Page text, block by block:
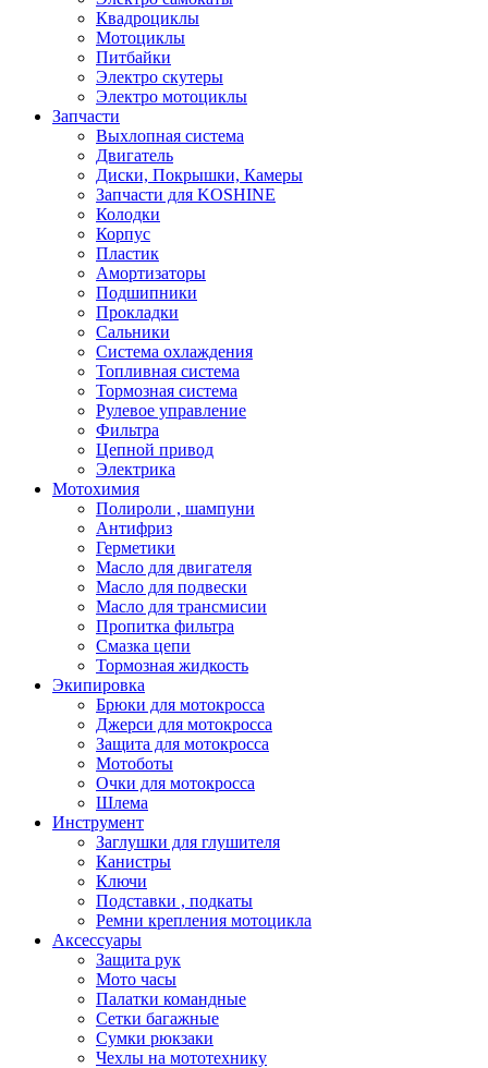
Квадроциклы
Мотоциклы
Питбайки
Электро скутеры
Электро мотоциклы
Запчасти
Выхлопная система
Двигатель
Диски, Покрышки, Камеры
Запчасти для KOSHINE
Колодки
Корпус
Пластик
Амортизаторы
Подшипники
Прокладки
Сальники
Система охлаждения
Топливная система
Тормозная система
Рулевое управление
Фильтра
Цепной привод
Электрика
Мотохимия
Полироли , шампуни
Антифриз
Герметики
Масло для двигателя
Масло для подвески
Масло для трансмисии
Пропитка фильтра
Смазка цепи
Тормозная жидкость
Экипировка
Брюки для мотокросса
Джерси для мотокросса
Защита для мотокросса
Мотоботы
Очки для мотокросса
Шлема
Инструмент
Заглушки для глушителя
Канистры
Ключи
Подставки , подкаты
Ремни крепления мотоцикла
Аксессуары
Защита рук
Мото часы
Палатки командные
Сетки багажные
Сумки рюкзаки
Чехлы на мототехнику